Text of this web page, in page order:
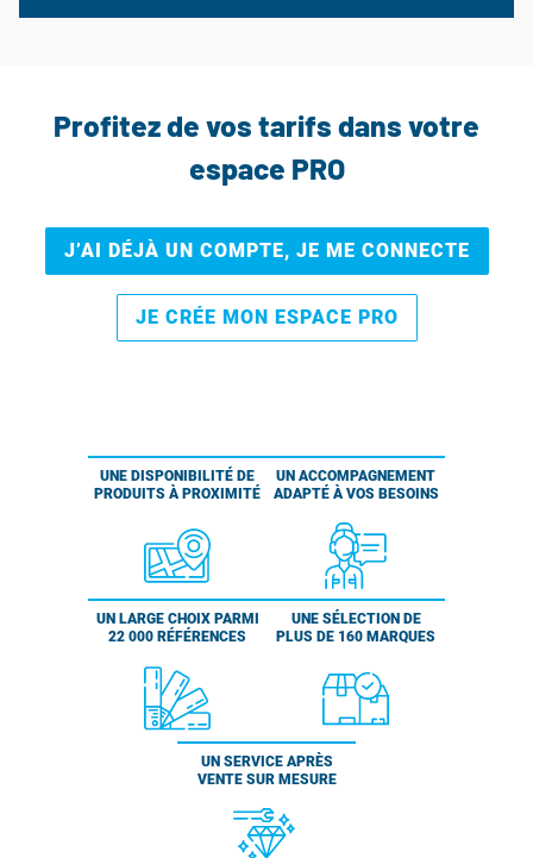
Profitez de vos tarifs dans votre
espace PRO
J’AI DÉJÀ UN COMPTE, JE ME CONNECTE
JE CRÉE MON ESPACE PRO
UNE DISPONIBILITÉ DE
PRODUITS À PROXIMITÉ
UN ACCOMPAGNEMENT
ADAPTÉ À VOS BESOINS
UN LARGE CHOIX PARMI
22 000 RÉFÉRENCES
UNE SÉLECTION DE
PLUS DE 160 MARQUES
UN SERVICE APRÈS
VENTE SUR MESURE